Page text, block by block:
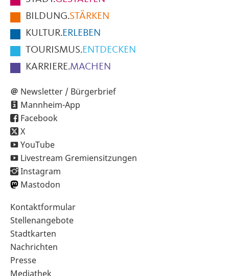
der
SeiteBILDUNG.STÄRKEN
KULTUR.ERLEBEN
TOURISMUS.ENTDECKEN
KARRIERE.MACHEN
Newsletter / Bürgerbrief
Mannheim-App
Facebook
X
YouTube
Livestream Gremiensitzungen
Instagram
Mastodon
Sekundärnavigation
im
Fußbereich
Kontaktformular
Stellenangebote
Stadtkarten
Nachrichten
Presse
Mediathek